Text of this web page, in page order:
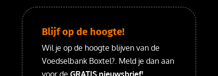
Blijf op de hoogte!
Wil je op de hoogte blijven van de
Voedselbank Boxtel?. Meld je dan aan
voor de GRATIS nieuwsbrief!